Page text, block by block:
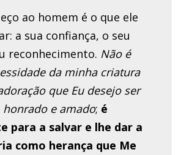
ao homem é o que ele
a sua confiança, o seu
reconhecimento. Não é
da minha criatura
que Eu desejo ser
honrado e amado; é
para a salvar e lhe dar a
como herança que Me